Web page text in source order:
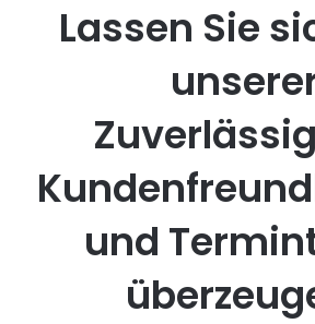
Lassen Sie
und